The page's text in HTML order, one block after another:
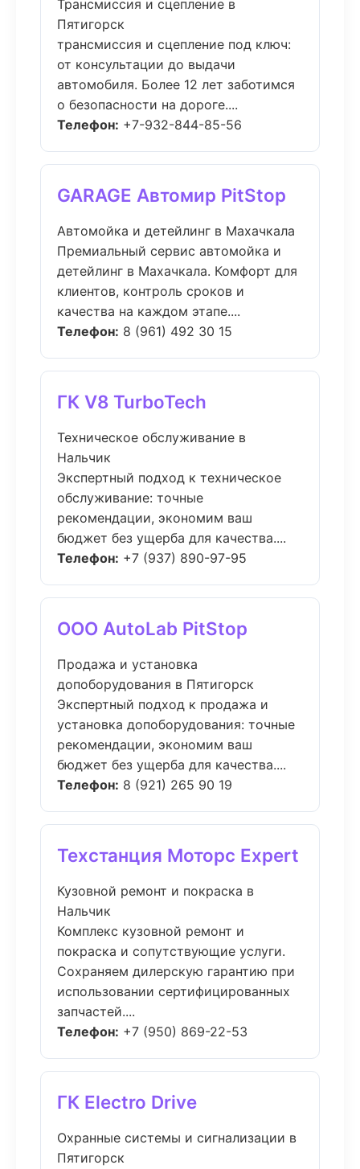
Трансмиссия и сцепление в
Пятигорск
трансмиссия и сцепление под ключ:
от консультации до выдачи
автомобиля. Более 12 лет заботимся
о безопасности на дороге....
Телефон: +7-932-844-85-56
GARAGE Автомир PitStop
Автомойка и детейлинг в Махачкала
Премиальный сервис автомойка и
детейлинг в Махачкала. Комфорт для
клиентов, контроль сроков и
качества на каждом этапе....
Телефон: 8 (961) 492 30 15
ГК V8 TurboTech
Техническое обслуживание в
Нальчик
Экспертный подход к техническое
обслуживание: точные
рекомендации, экономим ваш
бюджет без ущерба для качества....
Телефон: +7 (937) 890-97-95
ООО AutoLab PitStop
Продажа и установка
допоборудования в Пятигорск
Экспертный подход к продажа и
установка допоборудования: точные
рекомендации, экономим ваш
бюджет без ущерба для качества....
Телефон: 8 (921) 265 90 19
Техстанция Моторс Expert
Кузовной ремонт и покраска в
Нальчик
Комплекс кузовной ремонт и
покраска и сопутствующие услуги.
Сохраняем дилерскую гарантию при
использовании сертифицированных
запчастей....
Телефон: +7 (950) 869-22-53
ГК Electro Drive
Охранные системы и сигнализации в
Пятигорск